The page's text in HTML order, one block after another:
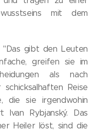
mit dem
gibt den Leuten
greifen sie im
als nach
Reise
die sie irgendwohin
Rybjanský. Das
Heiler löst, sind die